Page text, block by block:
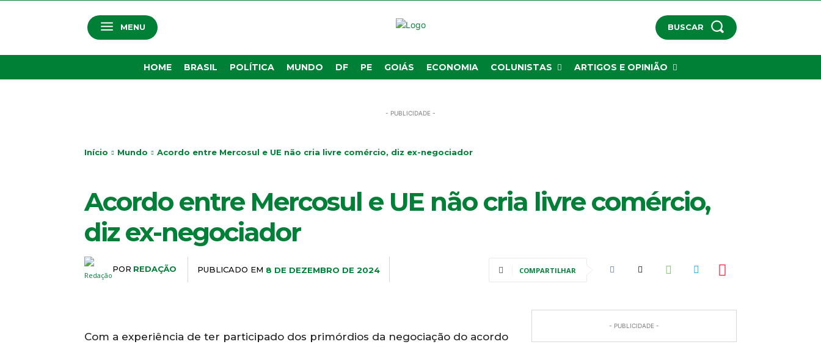
MENU BUSCAR
HOME BRASIL POLÍTICA MUNDO DF PE GOIÁS ECONOMIA COLUNISTAS ARTIGOS E OPINIÃO
- PUBLICIDADE -
Início Mundo Acordo entre Mercosul e UE não cria livre comércio, diz ex-negociador
Acordo entre Mercosul e UE não cria livre comércio,
diz ex-negociador
POR REDAÇÃO PUBLICADO EM 8 DE DEZEMBRO DE 2024 COMPARTILHAR
Com a experiência de ter participado dos primórdios da negociação do acordo
- PUBLICIDADE -